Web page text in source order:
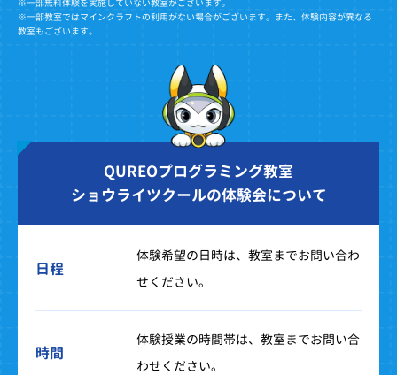
※一部教室ではマインクラフトの利用がない場合がございます。また、体験内容が異なる
教室もございます。
QUREOプログラミング教室
ショウライツクールの体験会について
日程
体験希望の日時は、教室までお問い合わ
せください。
時間
体験授業の時間帯は、教室までお問い合
わせください。